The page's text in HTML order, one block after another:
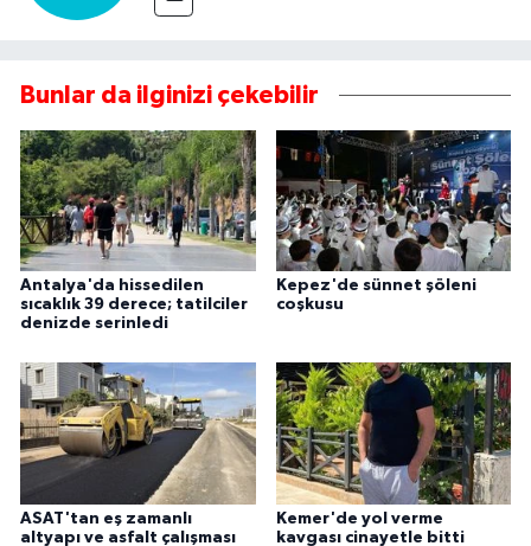
Bunlar da ilginizi çekebilir
Antalya'da hissedilen
sıcaklık 39 derece; tatilciler
denizde serinledi
Kepez'de sünnet şöleni
coşkusu
ASAT'tan eş zamanlı
altyapı ve asfalt çalışması
Kemer'de yol verme
kavgası cinayetle bitti